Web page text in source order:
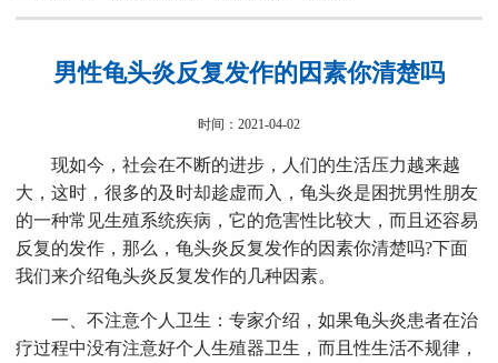
男性龟头炎反复发作的因素你清楚吗
时间：2021-04-02
现如今，社会在不断的进步，人们的生活压力越来越
大，这时，很多的及时却趁虚而入，龟头炎是困扰男性朋友
的一种常见生殖系统疾病，它的危害性比较大，而且还容易
反复的发作，那么，龟头炎反复发作的因素你清楚吗?下面
我们来介绍龟头炎反复发作的几种因素。
一、不注意个人卫生：专家介绍，如果龟头炎患者在治
疗过程中没有注意好个人生殖器卫生，而且性生活不规律，